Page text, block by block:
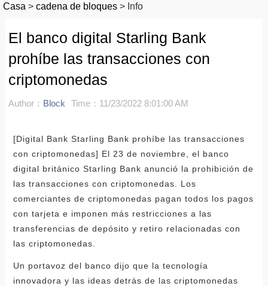
Casa > cadena de bloques > Info
El banco digital Starling Bank
prohíbe las transacciones con
criptomonedas
Author： Block Time：11/23/2022 8:01:00 AM
[Digital Bank Starling Bank prohíbe las transacciones
con criptomonedas] El 23 de noviembre, el banco
digital británico Starling Bank anunció la prohibición de
las transacciones con criptomonedas. Los
comerciantes de criptomonedas pagan todos los pagos
con tarjeta e imponen más restricciones a las
transferencias de depósito y retiro relacionadas con
las criptomonedas.
Un portavoz del banco dijo que la tecnología
innovadora y las ideas detrás de las criptomonedas